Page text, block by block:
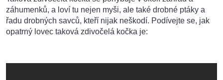
záhumenků, a loví tu nejen myši, ale také drobné ptáky a
řadu drobných savců, kteří nijak neškodí. Podívejte se, jak
opatrný lovec taková zdivočelá kočka je: